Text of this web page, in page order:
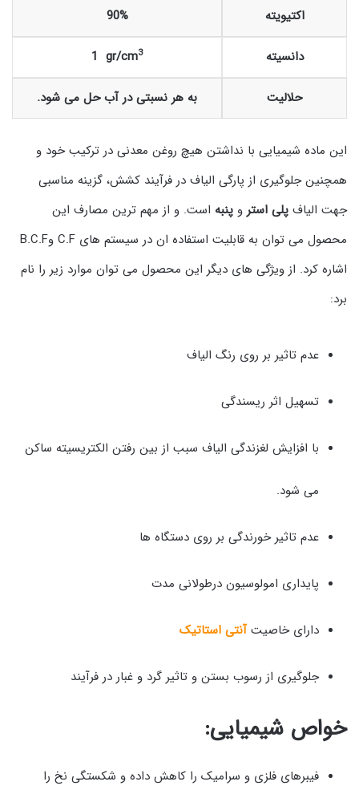
اکتیویته 90%
دانسیته 1 gr/cm3
حلالیت به هر نسبتی در آب حل می شود.
این ماده شیمیایی با نداشتن هیچ روغن معدنی در ترکیب خود و
همچنین جلوگیری از پارگی الیاف در فرآیند کشش، گزینه مناسبی
جهت الیاف پلی استر و پنبه است. و از مهم ترین مصارف این
محصول می توان به قابلیت استفاده ان در سیستم های C.F وB.C.F
اشاره کرد. از ویژگی های دیگر این محصول می توان موارد زیر را نام
برد:
عدم تاثیر بر روی رنگ الیاف
تسهیل اثر ریسندگی
با افزایش لغزندگی الیاف سبب از بین رفتن الکتریسیته ساکن
می شود.
عدم تاثیر خورندگی بر روی دستگاه ها
پایداری امولوسیون درطولانی مدت
دارای خاصیتآنتی استاتیک
جلوگیری از رسوب بستن و تاثیر گرد و غبار در فرآیند
خواص شیمیایی:
فیبرهای فلزی و سرامیک را کاهش داده و شکستگی نخ را